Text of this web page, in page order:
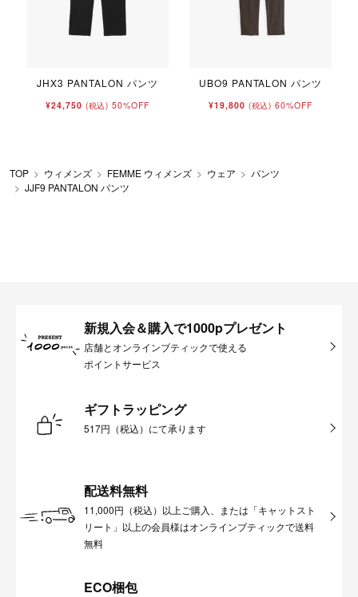
JHX3 PANTALON パンツ
¥24,750 (税込) 50%OFF
UBO9 PANTALON パンツ
¥19,800 (税込) 60%OFF
TOP ウィメンズ FEMME ウィメンズ ウェア
パンツ
JJF9 PANTALON パンツ
新規入会＆購入で1000pプレゼント
店舗とオンラインブティックで使える
ポイントサービス
ギフトラッピング
517円（税込）にて承ります
配送料無料
11,000円（税込）以上ご購入、または「キャットスト
リート」以上の会員様はオンラインブティックで送料
無料
ECO梱包